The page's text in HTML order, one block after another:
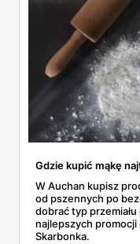
Gdzie kupić mąkę
W Auchan kupisz
od pszennych po
dobrać typ
najlepszych
Skarbonka.